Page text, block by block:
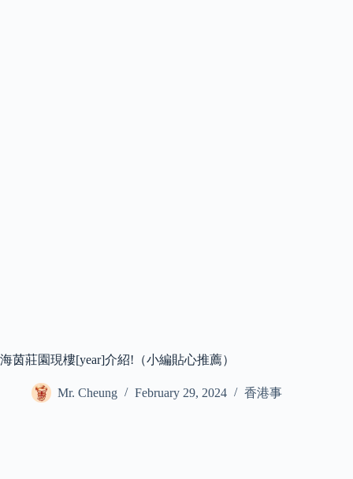
海茵莊園現樓[year]介紹!（小編貼心推薦）
Mr. Cheung February 29, 2024 香港事